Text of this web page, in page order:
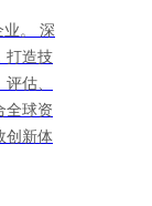
业。 深
打造技
估、
全球资
创新体